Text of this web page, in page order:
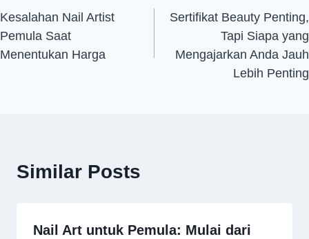
Kesalahan Nail Artist
Pemula Saat
Menentukan Harga
Sertifikat Beauty Penting,
Tapi Siapa yang
Mengajarkan Anda Jauh
Lebih Penting
Similar Posts
Nail Art untuk Pemula: Mulai dari